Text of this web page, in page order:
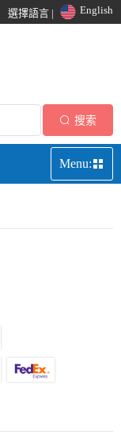
選擇語言 | English
搜索
Menu: